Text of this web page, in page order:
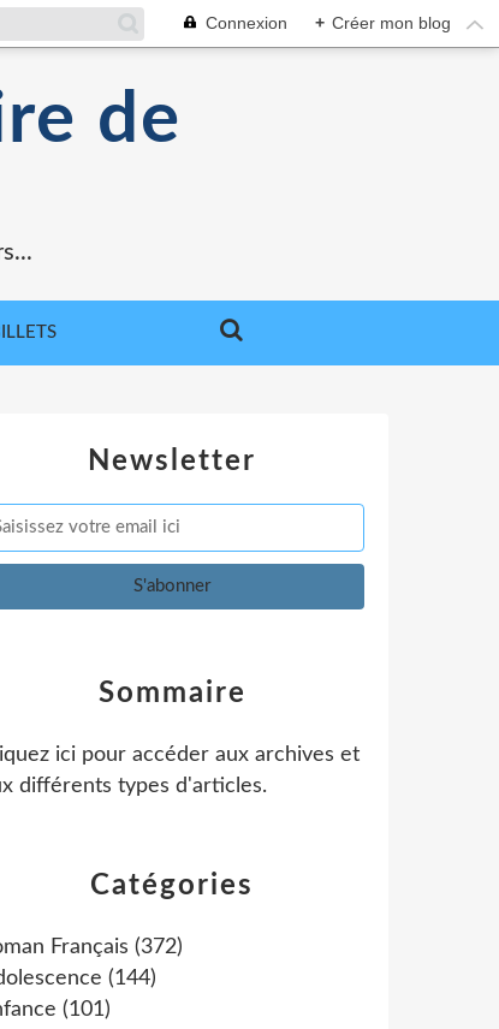
Connexion + Créer mon blog
de
Newsletter
Catégories
Français (372)
(144)
(101)
Sommaire
ici pour accéder aux archives et
différents types d'articles.